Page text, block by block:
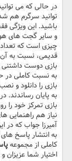
در حالی که می
توانید سرگرم هم
باشید. این ویژگی
و سایر گجت های
چیزی است که تعداد
قدیمی، نسبت به
بازی دوست
به نسبت کاملی در
بازی را دانلود و
به پایان
بازی تمرکز خود را
نیاز هم راهنمایی
آمیرزا جواب که
به انتشار پاسخ
کاملی از مجموعه
اختیار شما